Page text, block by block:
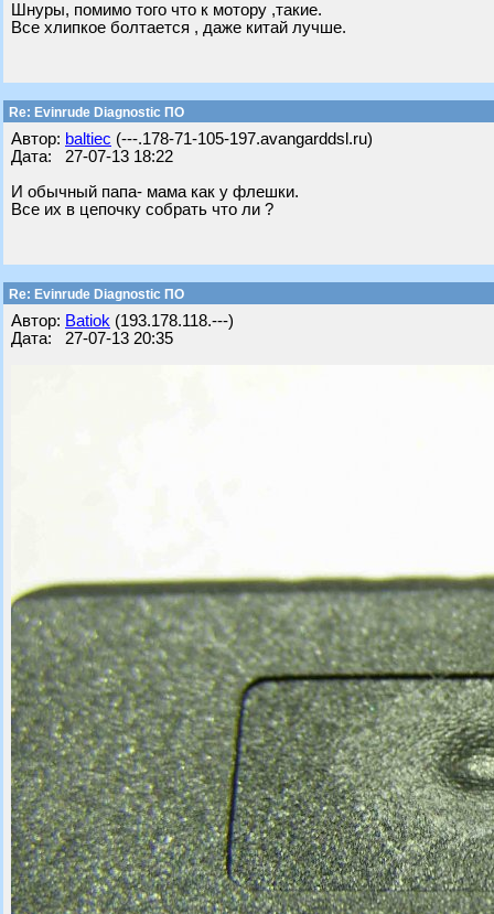
Шнуры, помимо того что к мотору ,такие.
Все хлипкое болтается , даже китай лучше.
Re: Evinrude Diagnostic ПО
Автор: baltiec (---.178-71-105-197.avangarddsl.ru)
Дата: 27-07-13 18:22
И обычный папа- мама как у флешки.
Все их в цепочку собрать что ли ?
Re: Evinrude Diagnostic ПО
Автор: Batiok (193.178.118.---)
Дата: 27-07-13 20:35